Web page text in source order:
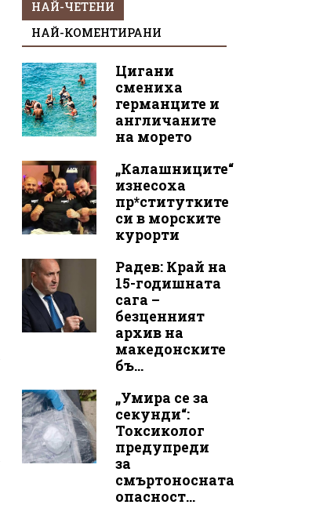
НАЙ-ЧЕТЕНИ
НАЙ-КОМЕНТИРАНИ
Цигани
смениха
германците и
англичаните
на морето
„Калашниците“
изнесоха
пр*ститутките
си в морските
курорти
Радев: Край на
15-годишната
сага –
безценният
архив на
македонските
бъ...
„Умира се за
секунди“:
Токсиколог
предупреди
за
смъртоносната
опасност...